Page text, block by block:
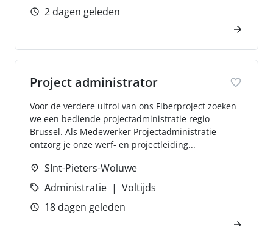
2 dagen geleden
Project administrator
Voor de verdere uitrol van ons Fiberproject zoeken
we een bediende projectadministratie regio
Brussel. Als Medewerker Projectadministratie
ontzorg je onze werf- en projectleiding...
SInt-Pieters-Woluwe
Administratie
Voltijds
18 dagen geleden